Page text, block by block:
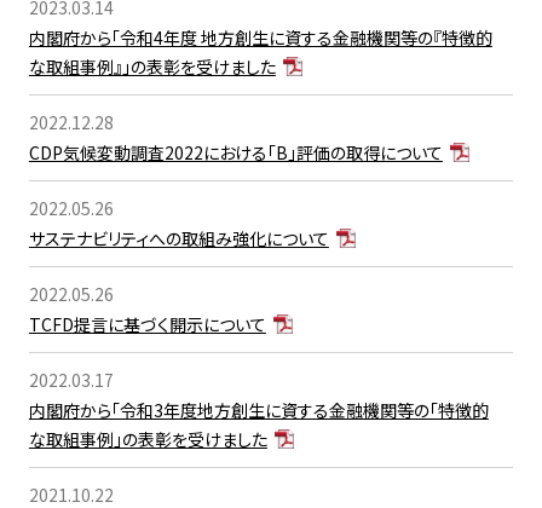
2023.03.14
内閣府から「令和4年度 地方創生に資する金融機関等の『特徴的
な取組事例』」の表彰を受けました
2022.12.28
CDP気候変動調査2022における「B」評価の取得について
2022.05.26
サステナビリティへの取組み強化について
2022.05.26
TCFD提言に基づく開示について
2022.03.17
内閣府から「令和3年度地方創生に資する金融機関等の「特徴的
な取組事例」の表彰を受けました
2021.10.22